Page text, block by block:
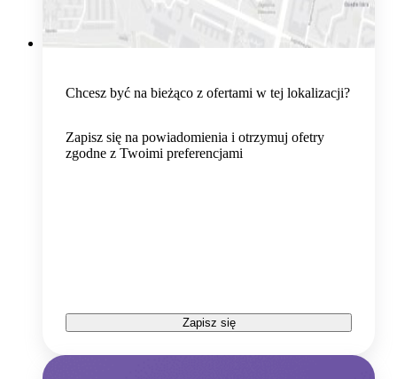
Chcesz być na bieżąco z ofertami w tej lokalizacji?
Zapisz się na powiadomienia i otrzymuj ofetry
zgodne z Twoimi preferencjami
Zapisz się